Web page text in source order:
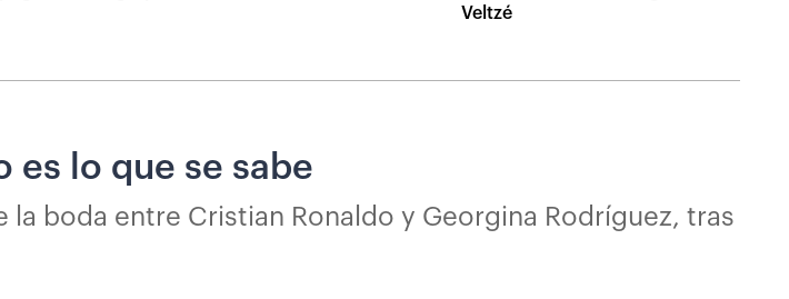
Veltzé
es lo que se sabe
boda entre Cristian Ronaldo y Georgina Rodríguez, tras